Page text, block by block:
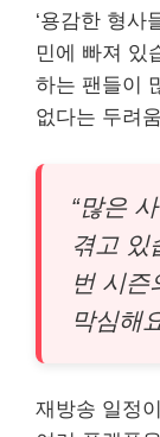
‘용감한 형사
민에 빠져 있
하는 팬들이
없다는 두려
“많은
겪고 있
번 시즌
막심해
재방송 일정